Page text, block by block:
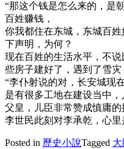
“那这个钱是怎么来的，是
百姓赚钱，
你我都住在东城，东城百
下声明，为何？
现在百姓的生活水平，不
些房子建好了，遇到了雪
“李仆射说的对，长安城现
是有很多工地在建设当中
父皇，儿臣非常赞成慎庸
李世民此刻对李承乾，心
Posted in 歷史小說Tagged